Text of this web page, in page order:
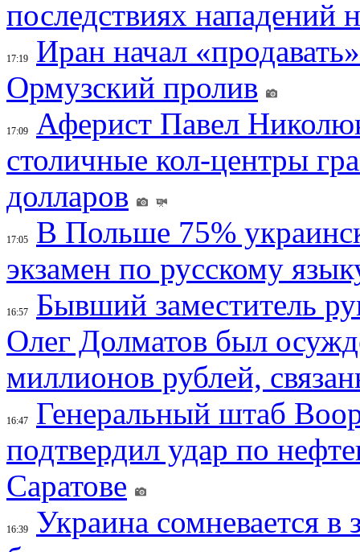
последствиях нападений
17:19
Иран начал
Ормузский пролив
17:09
Аферист Павел
столичные кол-центры
долларов
17:05
В Польше 75%
экзамен по русскому
16:57
Бывший заместитель
Олег Долматов был
миллионов рублей,
16:47
Генеральный штаб
подтвердил удар по
Саратове
16:39
Украина сомневается в